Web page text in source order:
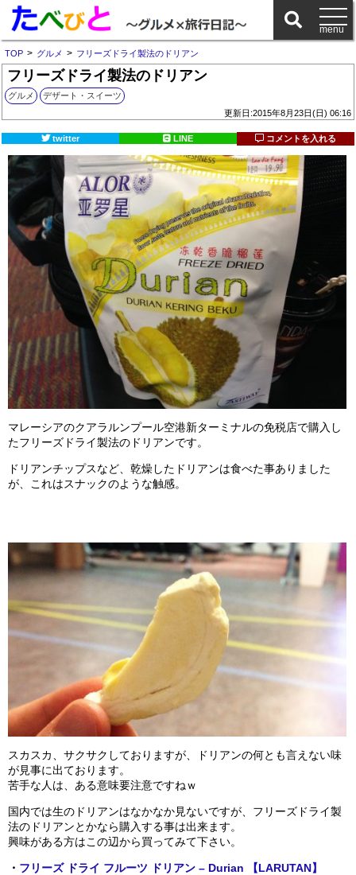
TOP > グルメ > フリーズドライ製法のドリアン
フリーズドライ製法のドリアン
グルメ
デザート・スイーツ
更新日:2015年8月23日(日) 06:16
twitter LINE コメントを入れる
マレーシアのクアラルンプール空港新ターミナルの免税店で購入し
たフリーズドライ製法のドリアンです。
ドリアンチップスなど、乾燥したドリアンは食べた事ありました
が、これはスナックのような触感。
スカスカ、サクサクしておりますが、ドリアンの何とも言えない味
が見事に出ております。
苦手な人は、ある意味要注意ですねｗ
国内では生のドリアンはなかなか見ないですが、フリーズドライ製
法のドリアンとかなら購入する事は出来ます。
興味がある方はこの辺から買ってみて下さい。
・ フリーズ ドライ フルーツ ドリアン – Durian 【LARUTAN】